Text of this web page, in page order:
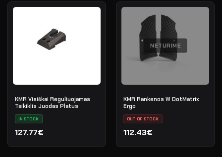
KMR Visiškai Reguliuojamas
Taikiklis Juodas Platus
IN STOCK
127.77€
NETURIME
KMR Rankenos W DotMatrix
Ergo
OUT OF STOCK
112.43€